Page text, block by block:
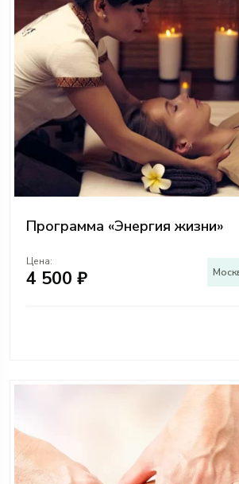
Программа «Энергия жизни»
Цена:
4 500 ₽